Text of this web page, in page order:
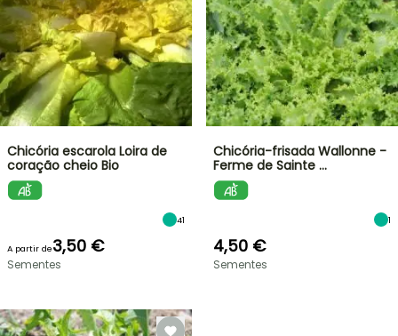
Chicória escarola Loira de
coração cheio Bio
41
A partir de3,50 €
Sementes
Chicória-frisada Wallonne -
Ferme de Sainte …
1
4,50 €
Sementes